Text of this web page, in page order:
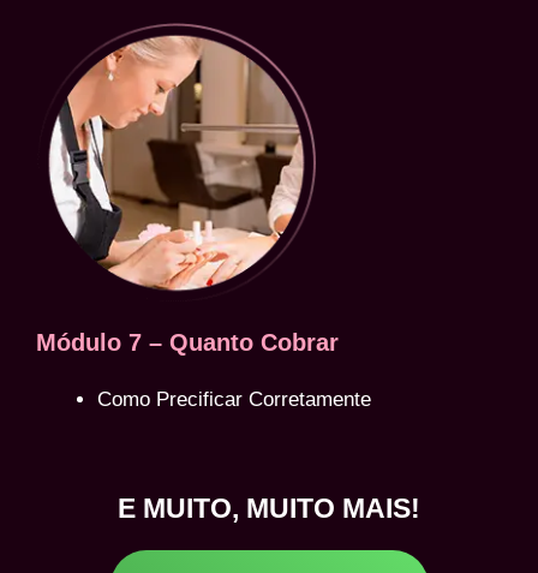
Módulo 7 – Quanto Cobrar
Como Precificar Corretamente
E MUITO, MUITO MAIS!